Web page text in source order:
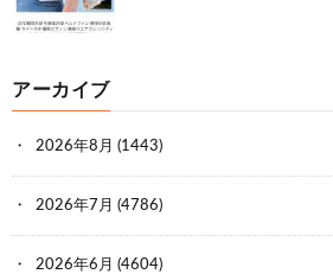
アーカイブ
2026年8月 (1443)
2026年7月 (4786)
2026年6月 (4604)